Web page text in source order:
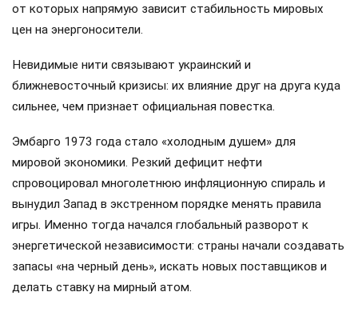
от которых напрямую зависит стабильность мировых
цен на энергоносители.
Невидимые нити связывают украинский и
ближневосточный кризисы: их влияние друг на друга куда
сильнее, чем признает официальная повестка.
Эмбарго 1973 года стало «холодным душем» для
мировой экономики. Резкий дефицит нефти
спровоцировал многолетнюю инфляционную спираль и
вынудил Запад в экстренном порядке менять правила
игры. Именно тогда начался глобальный разворот к
энергетической независимости: страны начали создавать
запасы «на черный день», искать новых поставщиков и
делать ставку на мирный атом.